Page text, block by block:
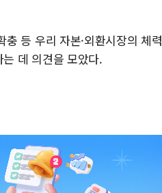
등 우리 자본·외환시장의 체력
데 의견을 모았다.